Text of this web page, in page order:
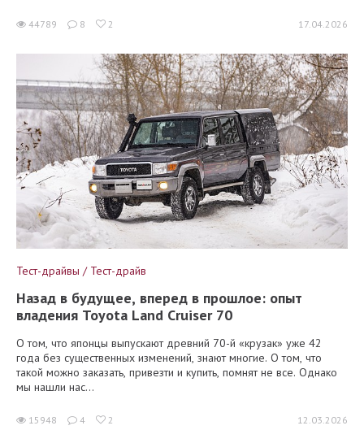
44789 8 2 17.04.2026
Тест-драйвы / Тест-драйв
Назад в будущее, вперед в прошлое: опыт
владения Toyota Land Cruiser 70
О том, что японцы выпускают древний 70-й «крузак» уже 42
года без существенных изменений, знают многие. О том, что
такой можно заказать, привезти и купить, помнят не все. Однако
мы нашли нас...
15948 4 2 12.03.2026